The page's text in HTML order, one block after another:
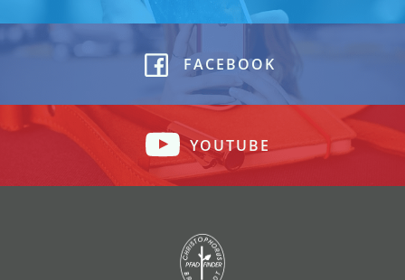
FACEBOOK
YOUTUBE